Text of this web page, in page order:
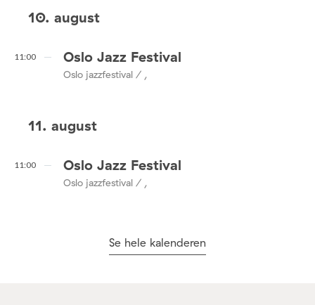
10. august
11:00 Oslo Jazz Festival
Oslo jazzfestival / ,
11. august
11:00 Oslo Jazz Festival
Oslo jazzfestival / ,
Se hele kalenderen